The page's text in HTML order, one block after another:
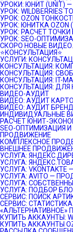
УРОКИ: ЮНИТ (UNIT)
УРОК: WILDBERRIES
УРОК: OZON
УРОК: ЮНИТКА OZON
УРОК: РАСЧЕТ ТОЧКИ
УРОК: SEO-
СКОРО НОВЫЕ ВИДЕО…
⭐️КОНСУЛЬТАЦИЯ⭐️
УСЛУГИ:
КОНСУЛЬТАЦИЯ:
КОНСУЛЬТАЦИЯ:
КОНСУЛЬТАЦИЯ: IT-
КОНСУЛЬТАЦИЯ: ДЛЯ
ВИДЕО-АУДИТ
ВИДЕО: АУДИТ
ВИДЕО: АУДИТ
ИНДИВИДУАЛЬНЫЕ
РАСЧЕТ ЮНИТ-
SEO-ОПТИМИЗАЦИЯ
ПРОДВИЖЕНИЕ
КОМПЛЕКСНОЕ
ВНЕШНЕЕ
УСЛУГА:
УСЛУГА:
УСЛУГА:
УСЛУГА: AVITO —
УСЛУГА:
УСЛУГА: ПОДБОР
СЕРВИС: ПОИСК
СЕРВИС:
«АЛЬТЕРНАТИВНОЕ»
КУПИТЬ АККАУНТЫ:
КУПИТЬ АККАУНТЫ